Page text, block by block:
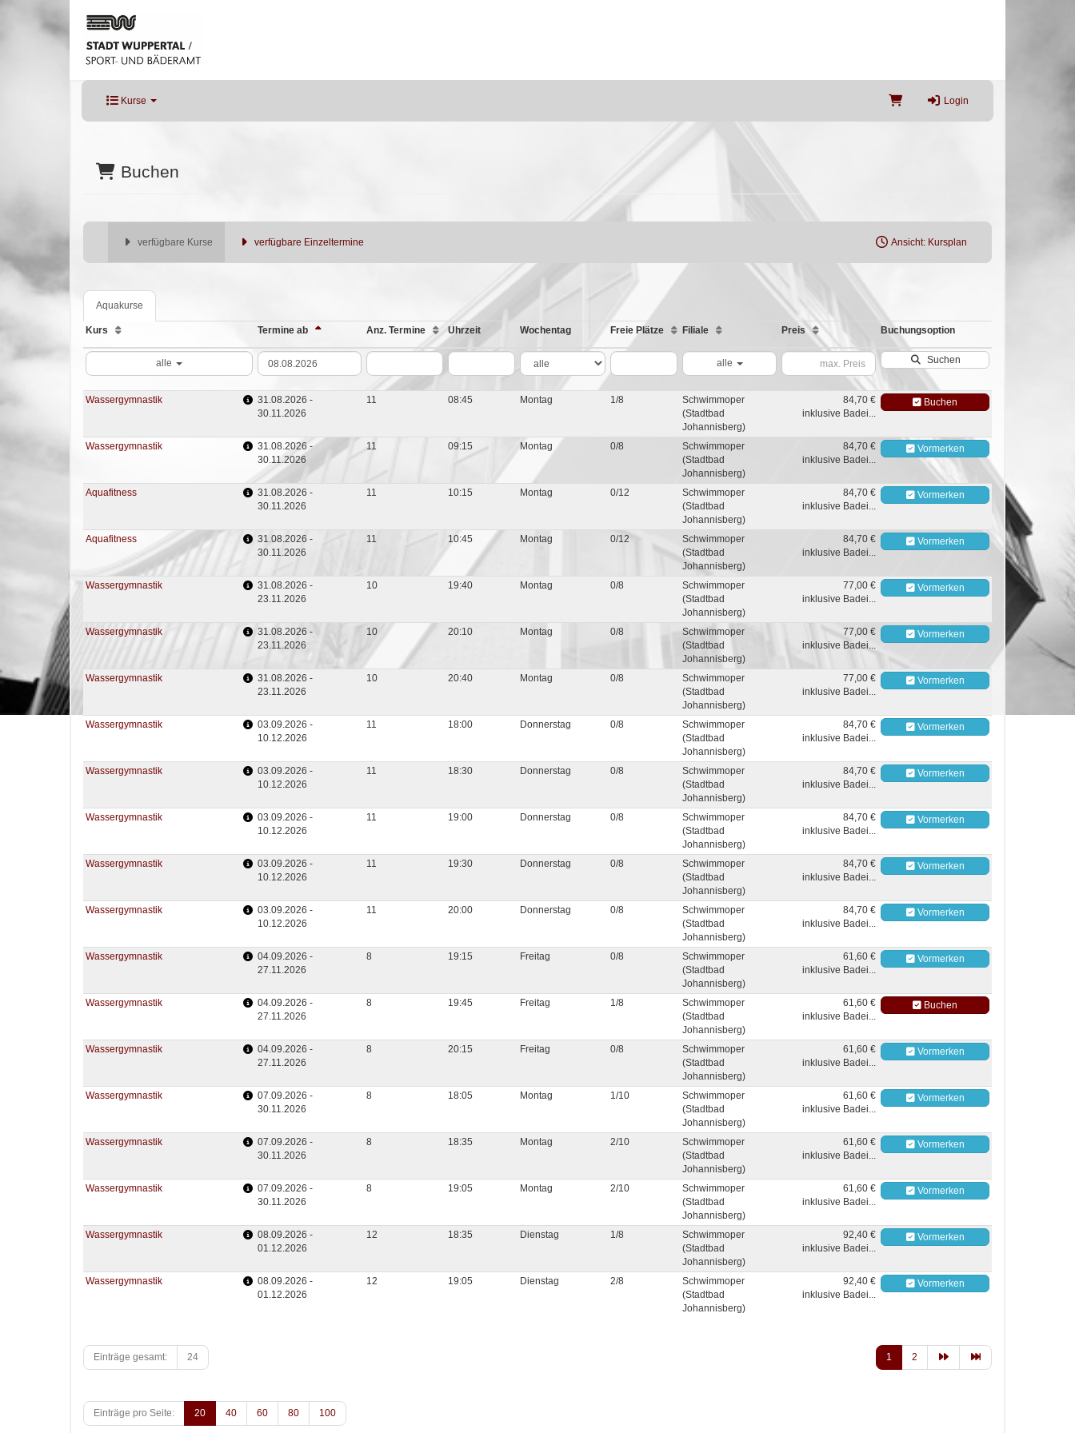
Kurse Login
Buchen
verfügbare Kurse verfügbare Einzeltermine Ansicht: Kursplan
Aquakurse
Kurs Termine ab Anz. Termine Uhrzeit Wochentag Freie Plätze Filiale Preis Buchungsoption
alle alle Suchen
Wassergymnastik
31.08.2026 -
30.11.2026
11 08:45 Montag 1/8
Schwimmoper
(Stadtbad
Johannisberg)
84,70 €
inklusive Badei...
Buchen
Wassergymnastik
31.08.2026 -
30.11.2026
11 09:15 Montag 0/8
Schwimmoper
(Stadtbad
Johannisberg)
84,70 €
inklusive Badei...
Vormerken
Aquafitness
31.08.2026 -
30.11.2026
11 10:15 Montag 0/12
Schwimmoper
(Stadtbad
Johannisberg)
84,70 €
inklusive Badei...
Vormerken
Aquafitness
31.08.2026 -
30.11.2026
11 10:45 Montag 0/12
Schwimmoper
(Stadtbad
Johannisberg)
84,70 €
inklusive Badei...
Vormerken
Wassergymnastik
31.08.2026 -
23.11.2026
10 19:40 Montag 0/8
Schwimmoper
(Stadtbad
Johannisberg)
77,00 €
inklusive Badei...
Vormerken
Wassergymnastik
31.08.2026 -
23.11.2026
10 20:10 Montag 0/8
Schwimmoper
(Stadtbad
Johannisberg)
77,00 €
inklusive Badei...
Vormerken
Wassergymnastik
31.08.2026 -
23.11.2026
10 20:40 Montag 0/8
Schwimmoper
(Stadtbad
Johannisberg)
77,00 €
inklusive Badei...
Vormerken
Wassergymnastik
03.09.2026 -
10.12.2026
11 18:00 Donnerstag 0/8
Schwimmoper
(Stadtbad
Johannisberg)
84,70 €
inklusive Badei...
Vormerken
Wassergymnastik
03.09.2026 -
10.12.2026
11 18:30 Donnerstag 0/8
Schwimmoper
(Stadtbad
Johannisberg)
84,70 €
inklusive Badei...
Vormerken
Wassergymnastik
03.09.2026 -
10.12.2026
11 19:00 Donnerstag 0/8
Schwimmoper
(Stadtbad
Johannisberg)
84,70 €
inklusive Badei...
Vormerken
Wassergymnastik
03.09.2026 -
10.12.2026
11 19:30 Donnerstag 0/8
Schwimmoper
(Stadtbad
Johannisberg)
84,70 €
inklusive Badei...
Vormerken
Wassergymnastik
03.09.2026 -
10.12.2026
11 20:00 Donnerstag 0/8
Schwimmoper
(Stadtbad
Johannisberg)
84,70 €
inklusive Badei...
Vormerken
Wassergymnastik
04.09.2026 -
27.11.2026
8 19:15 Freitag 0/8
Schwimmoper
(Stadtbad
Johannisberg)
61,60 €
inklusive Badei...
Vormerken
Wassergymnastik
04.09.2026 -
27.11.2026
8 19:45 Freitag 1/8
Schwimmoper
(Stadtbad
Johannisberg)
61,60 €
inklusive Badei...
Buchen
Wassergymnastik
04.09.2026 -
27.11.2026
8 20:15 Freitag 0/8
Schwimmoper
(Stadtbad
Johannisberg)
61,60 €
inklusive Badei...
Vormerken
Wassergymnastik
07.09.2026 -
30.11.2026
8 18:05 Montag 1/10
Schwimmoper
(Stadtbad
Johannisberg)
61,60 €
inklusive Badei...
Vormerken
Wassergymnastik
07.09.2026 -
30.11.2026
8 18:35 Montag 2/10
Schwimmoper
(Stadtbad
Johannisberg)
61,60 €
inklusive Badei...
Vormerken
Wassergymnastik
07.09.2026 -
30.11.2026
8 19:05 Montag 2/10
Schwimmoper
(Stadtbad
Johannisberg)
61,60 €
inklusive Badei...
Vormerken
Wassergymnastik
08.09.2026 -
01.12.2026
12 18:35 Dienstag 1/8
Schwimmoper
(Stadtbad
Johannisberg)
92,40 €
inklusive Badei...
Vormerken
Wassergymnastik
08.09.2026 -
01.12.2026
12 19:05 Dienstag 2/8
Schwimmoper
(Stadtbad
Johannisberg)
92,40 €
inklusive Badei...
Vormerken
1 2
Einträge gesamt: 24
Einträge pro Seite: 20 40 60 80 100